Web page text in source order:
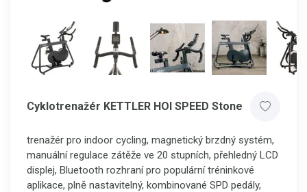
Cyklotrenažér KETTLER HOI SPEED Stone
trenažér pro indoor cycling, magnetický brzdný systém,
manuální regulace zátěže ve 20 stupních, přehledný LCD
displej, Bluetooth rozhraní pro populární tréninkové
aplikace, plně nastavitelný, kombinované SPD pedály,